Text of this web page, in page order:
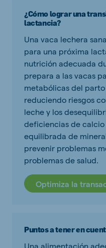
¿Cómo lograr una
lactancia?
Una vaca lechera
para una próxima
nutrición adecuada
prepara a las vacas
metabólicas del
reduciendo riesgos
leche y los
deficiencias de calcio
equilibrada de
prevenir problemas
problemas de salud.
Optimiza la
Puntos a tener en
Una alimentación